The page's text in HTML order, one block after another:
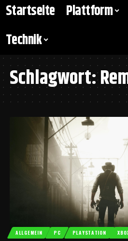
Startseite Plattform
Technik
Schlagwort:
ALLGEMEIN PC PLAYSTATION